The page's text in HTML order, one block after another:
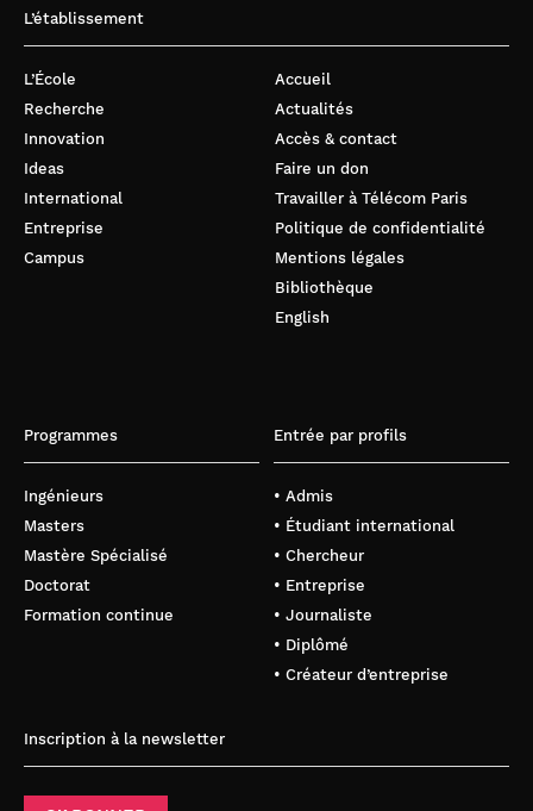
L’établissement
L’École
Recherche
Innovation
Ideas
International
Entreprise
Campus
Accueil
Actualités
Accès & contact
Faire un don
Travailler à Télécom Paris
Politique de confidentialité
Mentions légales
Bibliothèque
English
Programmes
Ingénieurs
Masters
Mastère Spécialisé
Doctorat
Formation continue
Entrée par profils
• Admis
• Étudiant international
• Chercheur
• Entreprise
• Journaliste
• Diplômé
• Créateur d’entreprise
Inscription à la newsletter